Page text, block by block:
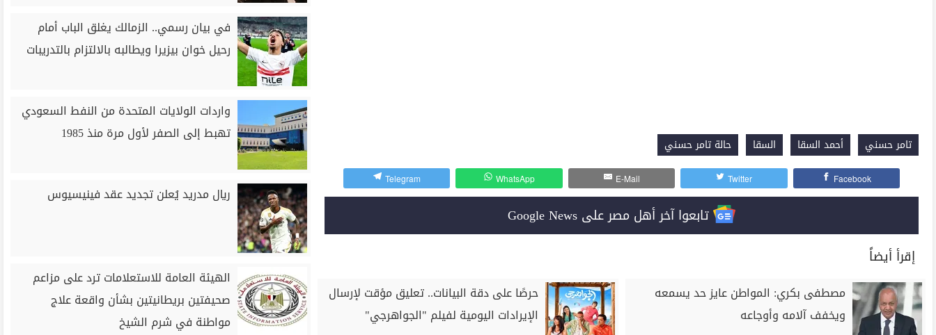
تامر حسني أحمد السقا السقا حالة تامر حسني
Facebook
Twitter
E-Mail
WhatsApp
Telegram
تابعوا آخر أهل مصر على Google News
إقرأ أيضاً
مصطفى بكري: المواطن عايز حد يسمعه
ويخفف آلامه وأوجاعه
حرصًا على دقة البيانات.. تعليق مؤقت لإرسال
الإيرادات اليومية لفيلم "الجواهرجي"
في بيان رسمي.. الزمالك يغلق الباب أمام
رحيل خوان بيزيرا ويطالبه بالالتزام بالتدريبات
واردات الولايات المتحدة من النفط السعودي
تهبط إلى الصفر لأول مرة منذ 1985
ريال مدريد يُعلن تجديد عقد فينيسيوس
الهيئة العامة للاستعلامات ترد على مزاعم
صحيفتين بريطانيتين بشأن واقعة علاج
مواطنة في شرم الشيخ